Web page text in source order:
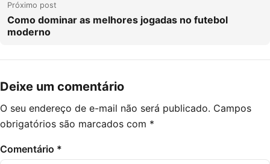
Próximo post
Como dominar as melhores jogadas no futebol
moderno
Deixe um comentário
O seu endereço de e-mail não será publicado. Campos
obrigatórios são marcados com *
Comentário *